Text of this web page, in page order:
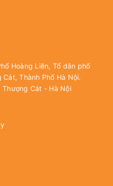
Hoàng Liên, Tổ dân phố
Thành Phố Hà Nội.
Cát - Hà Nội